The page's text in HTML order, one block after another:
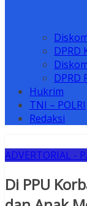
DPRD
DPRD
Hukrim
TNI – POLRI
Redaksi
ADVERTORIAL -
Di PPU